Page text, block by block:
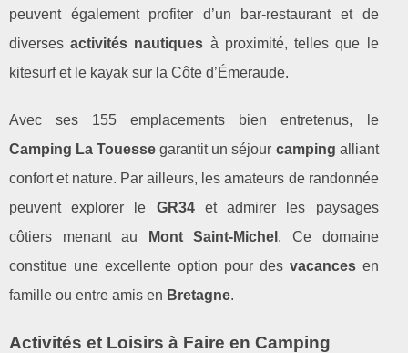
peuvent également profiter d’un bar-restaurant et de
diversesactivités nautiques à proximité, telles que le
kitesurf et le kayak sur la Côte d’Émeraude.
Avec ses 155 emplacements bien entretenus, le
Camping La Touesse garantit un séjour camping alliant
confort et nature. Par ailleurs, les amateurs de randonnée
peuvent explorer le GR34et admirer les paysages
côtiers menant au
Mont Saint-Michel . Ce domaine
constitue une excellente option pour des vacancesen
famille ou entre amis en Bretagne.
Activités et Loisirs à Faire en Camping